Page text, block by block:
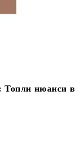
Топли нюанси в